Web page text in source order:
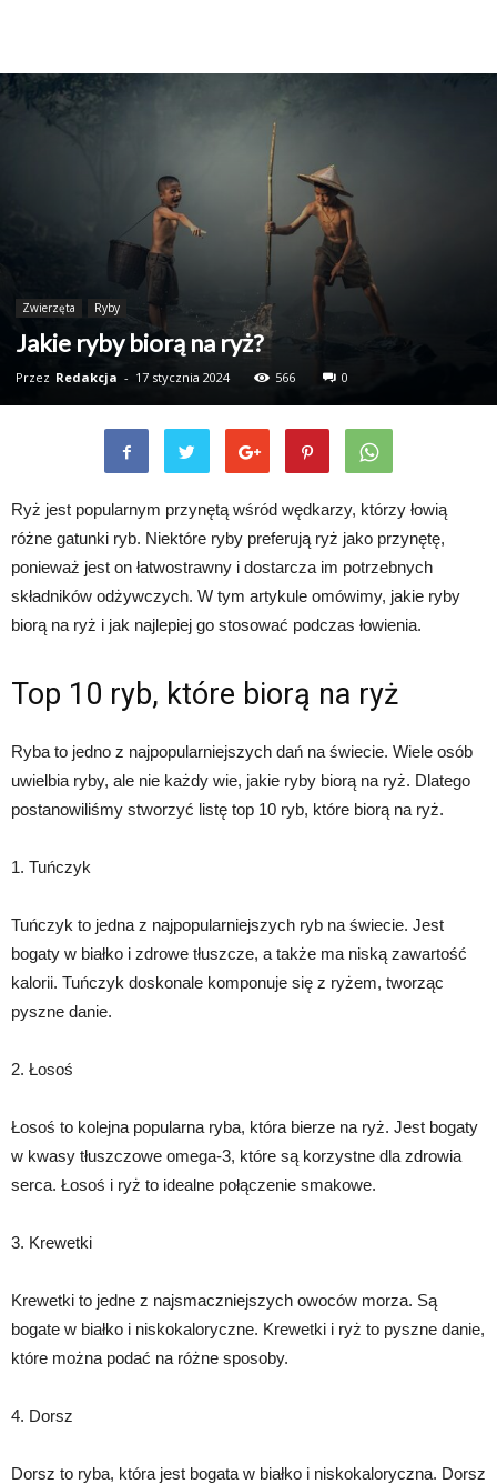
Zwierzęta Ryby
Jakie ryby biorą na ryż?
Przez Redakcja - 17 stycznia 2024 566 0
Ryż jest popularnym przynętą wśród wędkarzy, którzy łowią
różne gatunki ryb. Niektóre ryby preferują ryż jako przynętę,
ponieważ jest on łatwostrawny i dostarcza im potrzebnych
składników odżywczych. W tym artykule omówimy, jakie ryby
biorą na ryż i jak najlepiej go stosować podczas łowienia.
Top 10 ryb, które biorą na ryż
Ryba to jedno z najpopularniejszych dań na świecie. Wiele osób
uwielbia ryby, ale nie każdy wie, jakie ryby biorą na ryż. Dlatego
postanowiliśmy stworzyć listę top 10 ryb, które biorą na ryż.
1. Tuńczyk
Tuńczyk to jedna z najpopularniejszych ryb na świecie. Jest
bogaty w białko i zdrowe tłuszcze, a także ma niską zawartość
kalorii. Tuńczyk doskonale komponuje się z ryżem, tworząc
pyszne danie.
2. Łosoś
Łosoś to kolejna popularna ryba, która bierze na ryż. Jest bogaty
w kwasy tłuszczowe omega-3, które są korzystne dla zdrowia
serca. Łosoś i ryż to idealne połączenie smakowe.
3. Krewetki
Krewetki to jedne z najsmaczniejszych owoców morza. Są
bogate w białko i niskokaloryczne. Krewetki i ryż to pyszne danie,
które można podać na różne sposoby.
4. Dorsz
Dorsz to ryba, która jest bogata w białko i niskokaloryczna. Dorsz